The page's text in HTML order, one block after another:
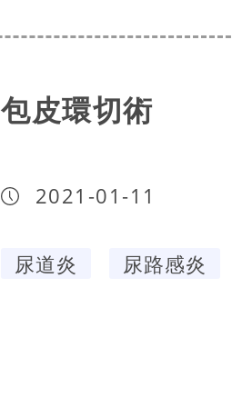
包皮環切術
2021-01-11
尿道炎 尿路感炎